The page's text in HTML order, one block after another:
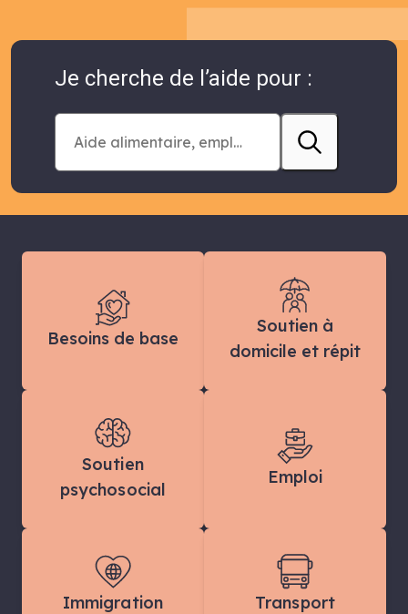
Je cherche de l’aide pour :
Besoins de base
Soutien à
domicile et répit
Soutien
psychosocial
Emploi
Immigration Transport